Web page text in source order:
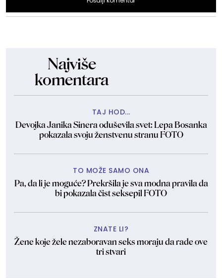
Najviše
komentara
TAJ HOD...
Devojka Janika Sinera oduševila svet: Lepa Bosanka
pokazala svoju ženstvenu stranu FOTO
TO MOŽE SAMO ONA
Pa, da li je moguće? Prekršila je sva modna pravila da
bi pokazala čist seksepil FOTO
ZNATE LI?
Žene koje žele nezaboravan seks moraju da rade ove
tri stvari